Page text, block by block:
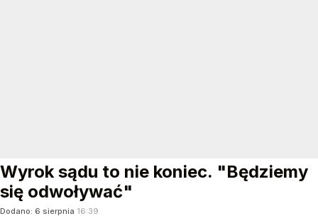
Wyrok sądu to nie koniec. "Będziemy
się odwoływać"
Dodano: 6 sierpnia 16:39